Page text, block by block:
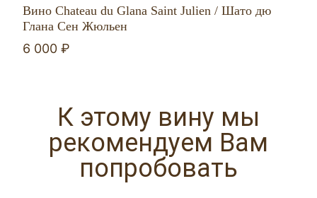
Вино Chateau du Glana Saint Julien / Шато дю
Глана Сен Жюльен
6 000 ₽
К этому вину мы
рекомендуем Вам
попробовать